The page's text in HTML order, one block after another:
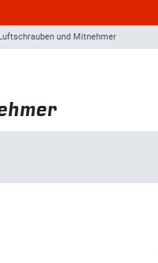
und Mitnehmer